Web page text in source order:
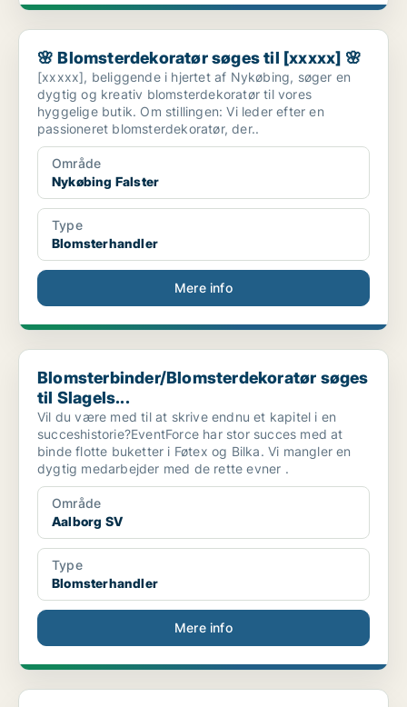
🌸 Blomsterdekoratør søges til [xxxxx] 🌸
🌸 Blomsterdekoratør søges til [xxxxx] 🌸
[xxxxx], beliggende i hjertet af Nykøbing, søger en
dygtig og kreativ blomsterdekoratør til vores
hyggelige butik. Om stillingen: Vi leder efter en
passioneret blomsterdekoratør, der..
Område
Nykøbing Falster
Type
Blomsterhandler
Mere info
Blomsterbinder/Blomsterdekoratør søges til Slagels...
Blomsterbinder/Blomsterdekoratør søges
til Slagels...
Vil du være med til at skrive endnu et kapitel i en
succeshistorie?EventForce har stor succes med at
binde flotte buketter i Føtex og Bilka. Vi mangler en
dygtig medarbejder med de rette evner .
Område
Aalborg SV
Type
Blomsterhandler
Mere info
Blomsterdekoratør med erfaring